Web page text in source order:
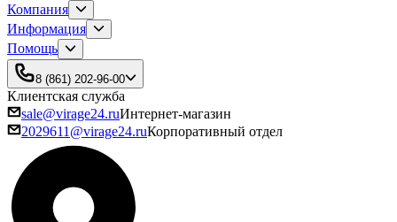
Компания
Информация
Помощь
8 (861) 202-96-00
Клиентская служба
sale@virage24.ruИнтернет-магазин
2029611@virage24.ruКорпоративный отдел